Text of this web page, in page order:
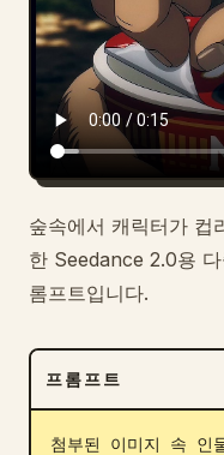
다운로드
블로그
업데이트
숲속에서 캐릭터가 컵
한 Seedance 2.0용
롬프트입니다.
프롬프트
첨부된 이미지 속 인